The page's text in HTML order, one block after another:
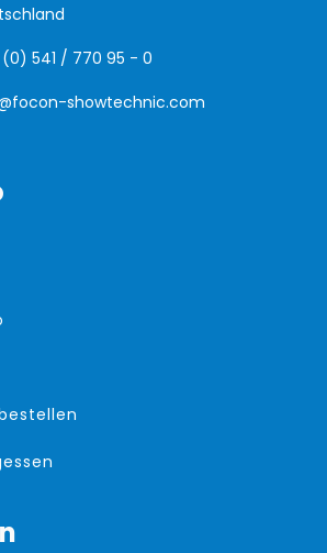
541 / 770 95 - 0
showtechnic.com